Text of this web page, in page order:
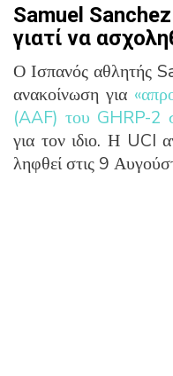
Samuel
γιατί να
Ο Ισπανός αθλητής
ανακοίνωση για
(AAF) του GHRP-2
για τον ιδιο. Η UCI
ληφθεί στις 9